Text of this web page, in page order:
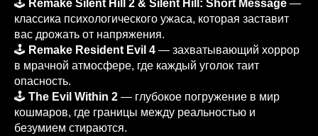
🕹️ Remake Silent Hill 2 & Silent Hill: Short Message —
классика психологического ужаса, которая заставит
вас дрожать от напряжения.
🕹️ Remake Resident Evil 4 — захватывающий хоррор
в мрачной атмосфере, где каждый уголок таит
опасность.
🕹️ The Evil Within 2 — глубокое погружение в мир
кошмаров, где границы между реальностью и
безумием стираются.